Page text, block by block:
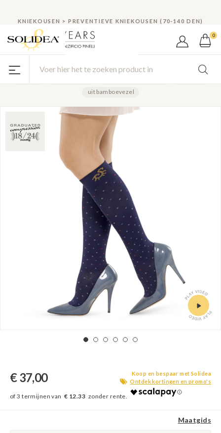
0
KNIEKOUSEN > PREVENTIEVE KNIEKOUSEN (70-140 DEN)
Socks for you Bamboo Pois
uit bamboevezel
Koop en bespaar met Solidea
Ontdek kortingen en promo's
€ 37,00
€ 12.33
Maatgids